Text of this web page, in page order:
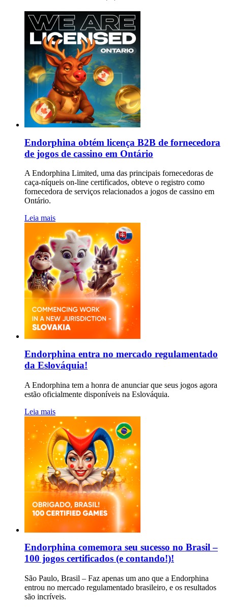
Endorphina obtém licença B2B de fornecedora
de jogos de cassino em Ontário
A Endorphina Limited, uma das principais fornecedoras de
caça-níqueis on-line certificados, obteve o registro como
fornecedora de serviços relacionados a jogos de cassino em
Ontário.
Leia mais
Endorphina entra no mercado regulamentado
da Eslováquia!
A Endorphina tem a honra de anunciar que seus jogos agora
estão oficialmente disponíveis na Eslováquia.
Leia mais
Endorphina comemora seu sucesso no Brasil –
100 jogos certificados (e contando!)!
São Paulo, Brasil – Faz apenas um ano que a Endorphina
entrou no mercado regulamentado brasileiro, e os resultados
são incríveis.